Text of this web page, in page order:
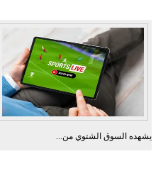
يشهده السوق الشتوي من...